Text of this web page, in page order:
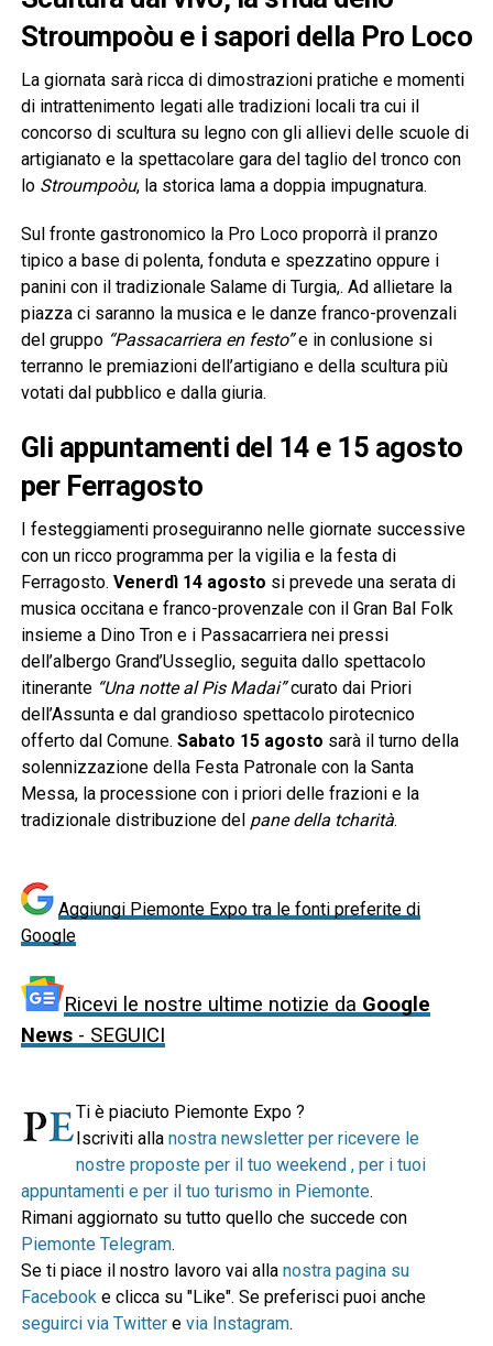
Stroumpoòu e i sapori della Pro Loco
La giornata sarà ricca di dimostrazioni pratiche e momenti
di intrattenimento legati alle tradizioni locali tra cui il
concorso di scultura su legno con gli allievi delle scuole di
artigianato e la spettacolare gara del taglio del tronco con
lo Stroumpoòu, la storica lama a doppia impugnatura.
Sul fronte gastronomico la Pro Loco proporrà il pranzo
tipico a base di polenta, fonduta e spezzatino oppure i
panini con il tradizionale Salame di Turgia,. Ad allietare la
piazza ci saranno la musica e le danze franco-provenzali
del gruppo “Passacarriera en festo”e in conlusione si
terranno le premiazioni dell’artigiano e della scultura più
votati dal pubblico e dalla giuria.
Gli appuntamenti del 14 e 15 agosto
per Ferragosto
I festeggiamenti proseguiranno nelle giornate successive
con un ricco programma per la vigilia e la festa di
Ferragosto. Venerdì 14 agosto si prevede una serata di
musica occitana e franco-provenzale con il Gran Bal Folk
insieme a Dino Tron e i Passacarriera nei pressi
dell’albergo Grand’Usseglio, seguita dallo spettacolo
itinerante “Una notte al Pis Madai”curato dai Priori
dell’Assunta e dal grandioso spettacolo pirotecnico
offerto dal Comune. Sabato 15 agosto sarà il turno della
solennizzazione della Festa Patronale con la Santa
Messa, la processione con i priori delle frazioni e la
tradizionale distribuzione del pane della tcharità.
Aggiungi Piemonte Expo tra le fonti preferite di
Google
Ricevi le nostre ultime notizie da Google
News- SEGUICI
Ti è piaciuto Piemonte Expo ?
Iscriviti alla nostra newsletter per ricevere le
nostre proposte per il tuo weekend , per i tuoi
appuntamenti e per il tuo turismo in Piemonte.
Rimani aggiornato su tutto quello che succede con
Piemonte Telegram.
Se ti piace il nostro lavoro vai alla nostra pagina su
Facebooke clicca su "Like". Se preferisci puoi anche
seguirci via Twittere via Instagram.